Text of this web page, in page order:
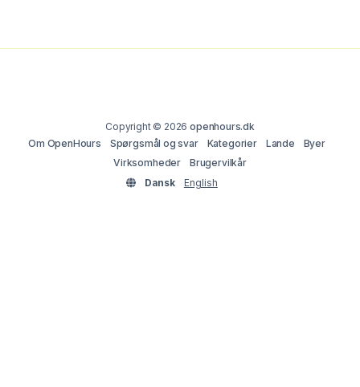
Copyright © 2026openhours.dk
Om OpenHours
Spørgsmål og svar Kategorier Lande
Byer
Virksomheder
Brugervilkår
Dansk
English